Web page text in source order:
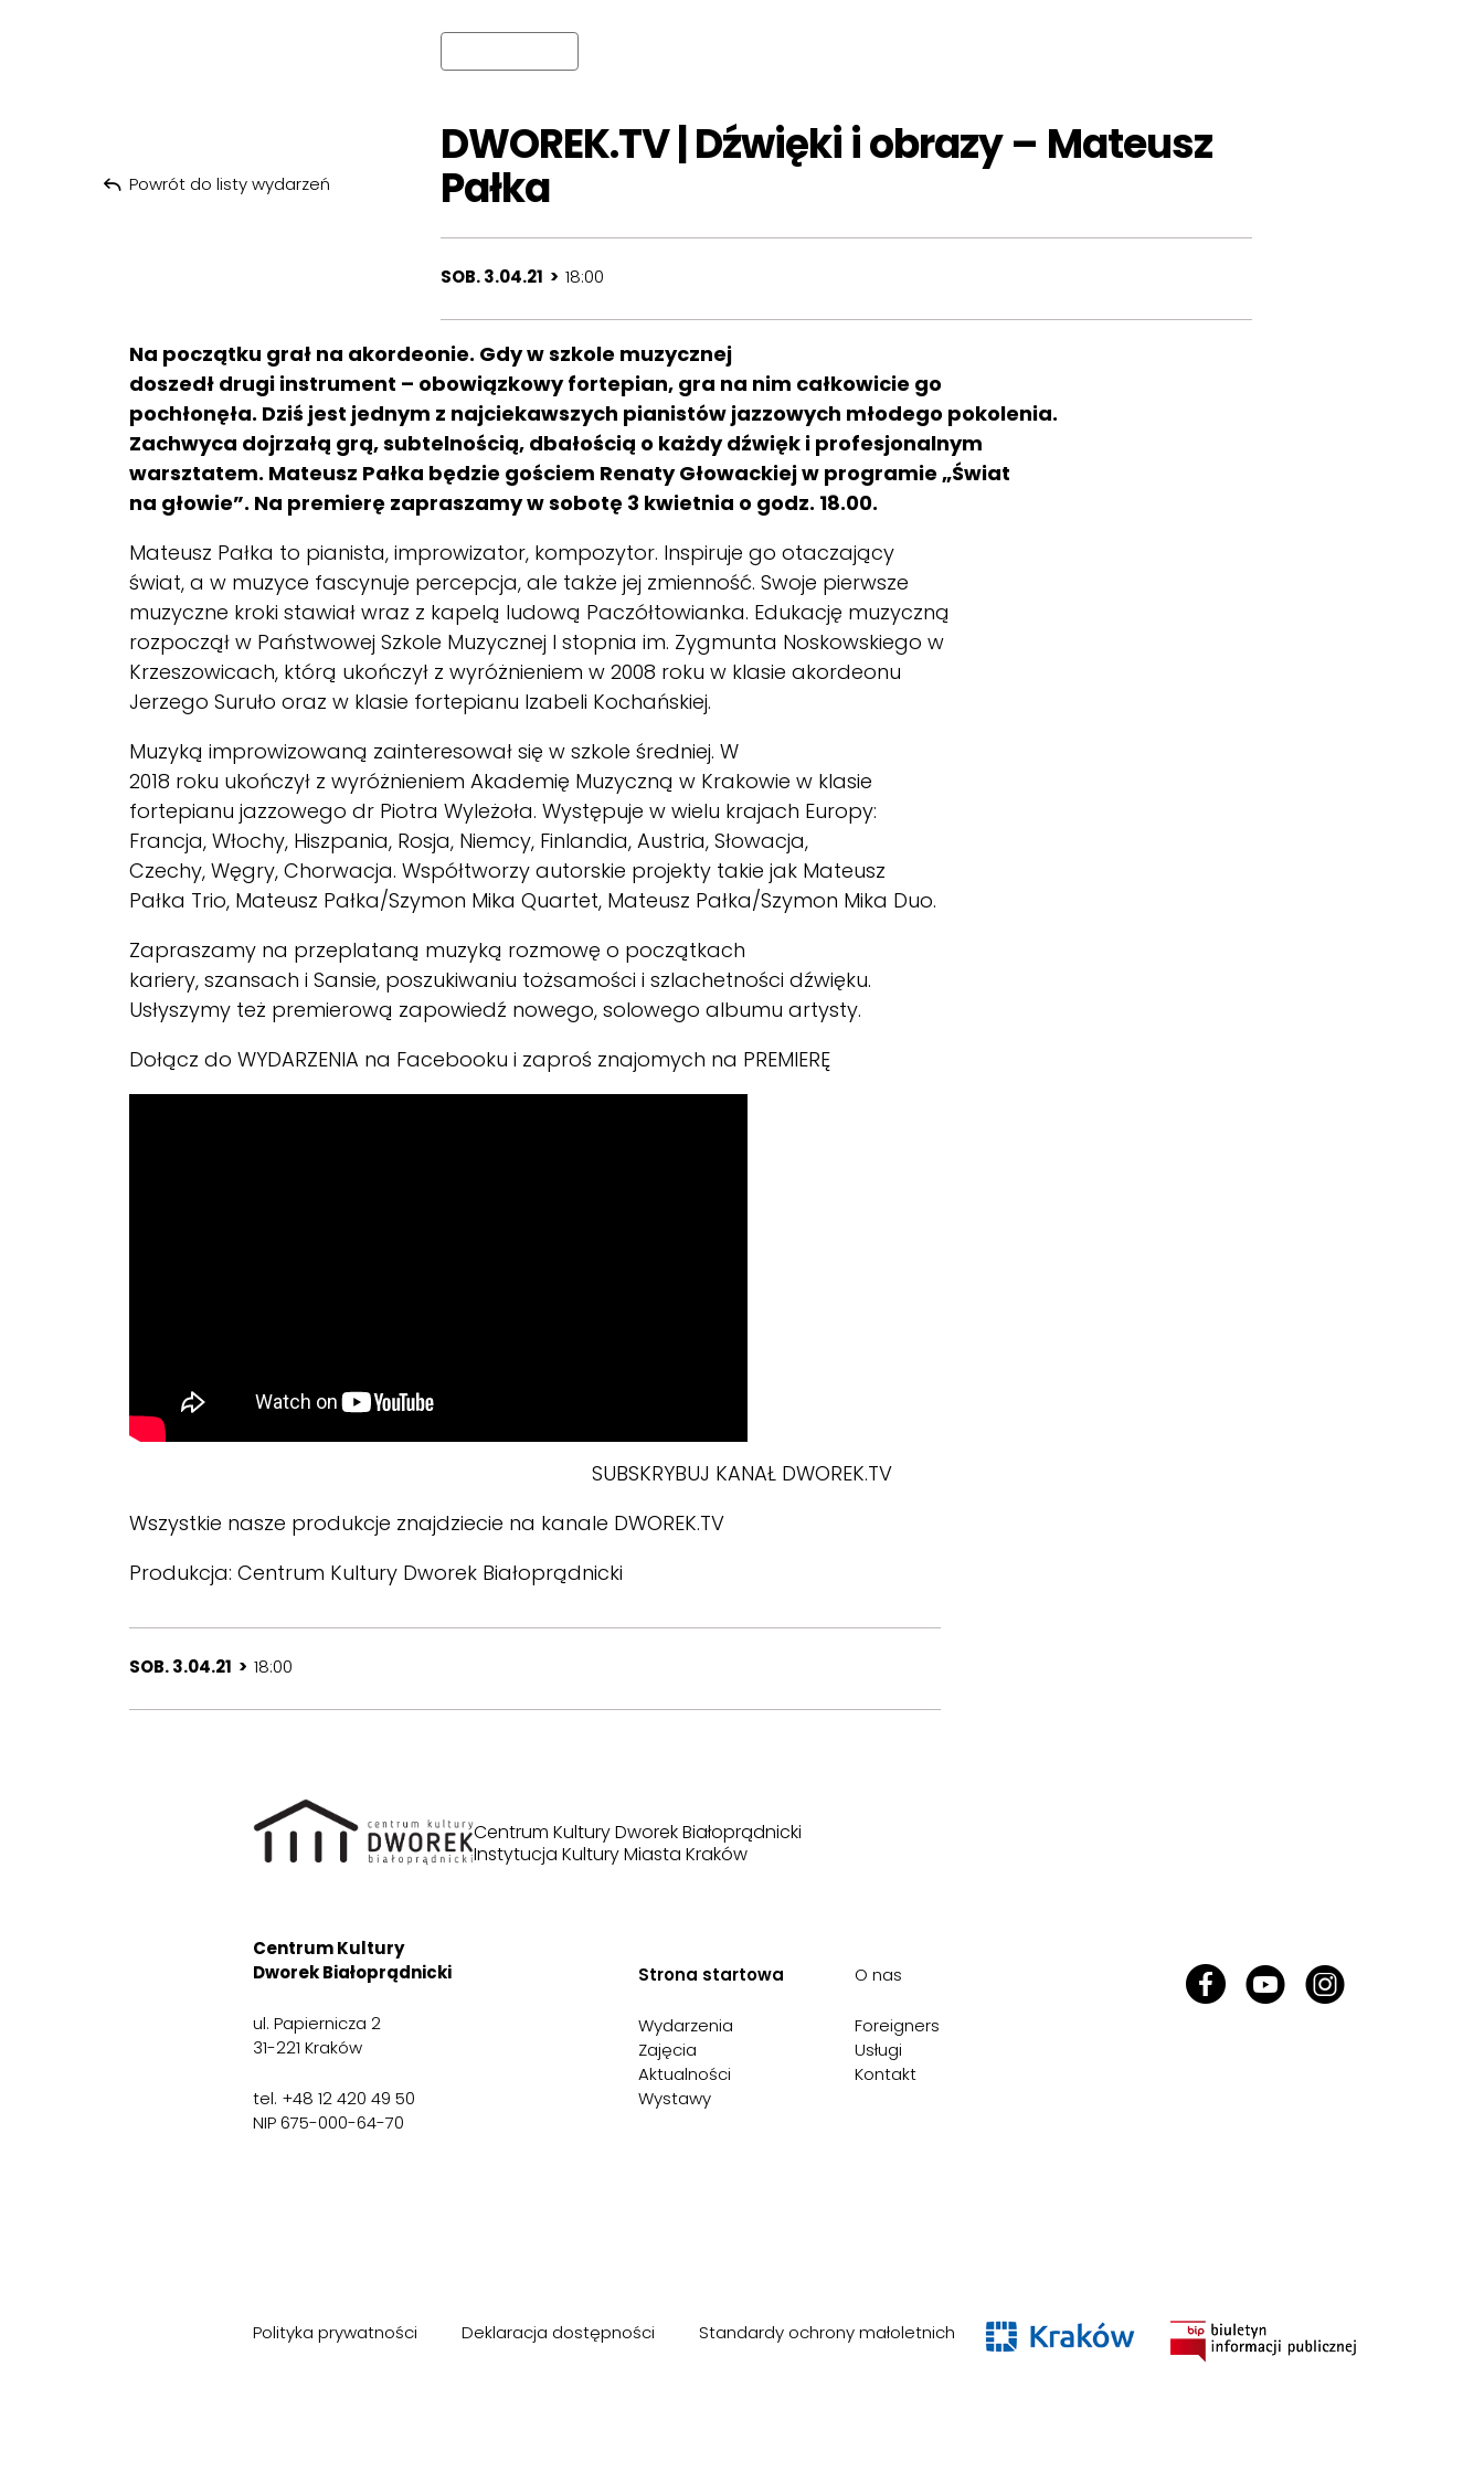
DWOREK.TV | Dźwięki i obrazy – Mateusz
Pałka
SOB. 3.04.21 > 18:00
Powrót do listy wydarzeń
Na początku grał na akordeonie. Gdy w szkole muzycznej
doszedł drugi instrument – obowiązkowy fortepian, gra na nim całkowicie go
pochłonęła. Dziś jest jednym z najciekawszych pianistów jazzowych młodego pokolenia.
Zachwyca dojrzałą grą, subtelnością, dbałością o każdy dźwięk i profesjonalnym
warsztatem. Mateusz Pałka będzie gościem Renaty Głowackiej w programie „Świat
na głowie”. Na premierę zapraszamy w sobotę 3 kwietnia o godz. 18.00.
Mateusz Pałka to pianista, improwizator, kompozytor. Inspiruje go otaczający
świat, a w muzyce fascynuje percepcja, ale także jej zmienność. Swoje pierwsze
muzyczne kroki stawiał wraz z kapelą ludową Paczółtowianka. Edukację muzyczną
rozpoczął w Państwowej Szkole Muzycznej I stopnia im. Zygmunta Noskowskiego w
Krzeszowicach, którą ukończył z wyróżnieniem w 2008 roku w klasie akordeonu
Jerzego Suruło oraz w klasie fortepianu Izabeli Kochańskiej.
Muzyką improwizowaną zainteresował się w szkole średniej. W
2018 roku ukończył z wyróżnieniem Akademię Muzyczną w Krakowie w klasie
fortepianu jazzowego dr Piotra Wyleżoła. Występuje w wielu krajach Europy:
Francja, Włochy, Hiszpania, Rosja, Niemcy, Finlandia, Austria, Słowacja,
Czechy, Węgry, Chorwacja. Współtworzy autorskie projekty takie jak Mateusz
Pałka Trio, Mateusz Pałka/Szymon Mika Quartet, Mateusz Pałka/Szymon Mika Duo.
Zapraszamy na przeplataną muzyką rozmowę o początkach
kariery, szansach i Sansie, poszukiwaniu tożsamości i szlachetności dźwięku.
Usłyszymy też premierową zapowiedź nowego, solowego albumu artysty.
Dołącz do WYDARZENIA na Facebooku i zaproś znajomych na PREMIERĘ
SUBSKRYBUJ KANAŁ DWOREK.TV
Wszystkie nasze produkcje znajdziecie na kanale DWOREK.TV
Produkcja: Centrum Kultury Dworek Białoprądnicki
SOB. 3.04.21 > 18:00
Centrum Kultury Dworek Białoprądnicki
Instytucja Kultury Miasta Kraków
Centrum Kultury
Dworek Białoprądnicki
ul. Papiernicza 2
31-221 Kraków
tel. +48 12 420 49 50
NIP 675-000-64-70
Strona startowa
Wydarzenia
Zajęcia
Aktualności
Wystawy
O nas
Foreigners
Usługi
Kontakt
Polityka prywatności Deklaracja dostępności Standardy ochrony małoletnich